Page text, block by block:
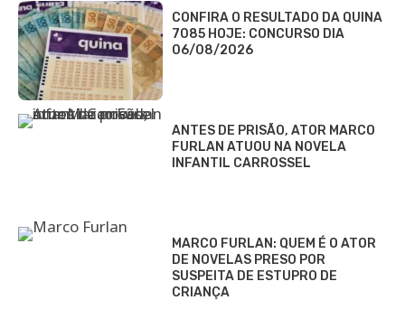
CONFIRA O RESULTADO DA QUINA
7085 HOJE: CONCURSO DIA
06/08/2026
ANTES DE PRISÃO, ATOR MARCO
FURLAN ATUOU NA NOVELA
INFANTIL CARROSSEL
MARCO FURLAN: QUEM É O ATOR
DE NOVELAS PRESO POR
SUSPEITA DE ESTUPRO DE
CRIANÇA